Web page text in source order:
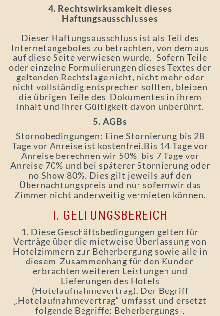
4. Rechtswirksamkeit dieses
Haftungsausschlusses
Dieser Haftungsausschluss ist als Teil des
Internetangebotes zu betrachten, von dem aus
auf diese Seite verwiesen wurde. Sofern Teile
oder einzelne Formulierungen dieses Textes der
geltenden Rechtslage nicht, nicht mehr oder
nicht vollständig entsprechen sollten, bleiben
die übrigen Teile des Dokumentes in ihrem
Inhalt und ihrer Gültigkeit davon unberührt.
5. AGBs
Stornobedingungen: Eine Stornierung bis 28
Tage vor Anreise ist kostenfrei.Bis 14 Tage vor
Anreise berechnen wir 50%, bis 7 Tage vor
Anreise 70% und bei späterer Stornierung oder
no Show 80%. Dies gilt jeweils auf den
Übernachtungspreis und nur sofernwir das
Zimmer nicht anderweitig vermieten können.
I. GELTUNGSBEREICH
1. Diese Geschäftsbedingungen gelten für
Verträge über die mietweise Überlassung von
Hotelzimmern zur Beherbergung sowie alle in
diesem Zusammenhang für den Kunden
erbrachten weiteren Leistungen und
Lieferungen des Hotels
(Hotelaufnahmevertrag). Der Begriff
„Hotelaufnahmevertrag“ umfasst und ersetzt
folgende Begriffe: Beherbergungs-,